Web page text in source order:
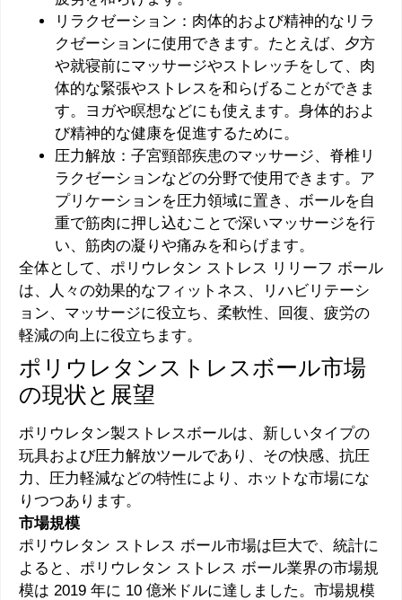
リラクゼーション：肉体的および精神的なリラ
クゼーションに使用できます。たとえば、夕方
や就寝前にマッサージやストレッチをして、肉
体的な緊張やストレスを和らげることができま
す。ヨガや瞑想などにも使えます。身体的およ
び精神的な健康を促進するために。
圧力解放：子宮頸部疾患のマッサージ、脊椎リ
ラクゼーションなどの分野で使用できます。ア
プリケーションを圧力領域に置き、ボールを自
重で筋肉に押し込むことで深いマッサージを行
い、筋肉の凝りや痛みを和らげます。
全体として、ポリウレタン ストレス リリーフ ボール
は、人々の効果的なフィットネス、リハビリテーシ
ョン、マッサージに役立ち、柔軟性、回復、疲労の
軽減の向上に役立ちます。
ポリウレタンストレスボール市場
の現状と展望
ポリウレタン製ストレスボールは、新しいタイプの
玩具および圧力解放ツールであり、その快感、抗圧
力、圧力軽減などの特性により、ホットな市場にな
りつつあります。
市場規模
ポリウレタン ストレス ボール市場は巨大で、統計に
よると、ポリウレタン ストレス ボール業界の市場規
模は 2019 年に 10 億米ドルに達しました。市場規模